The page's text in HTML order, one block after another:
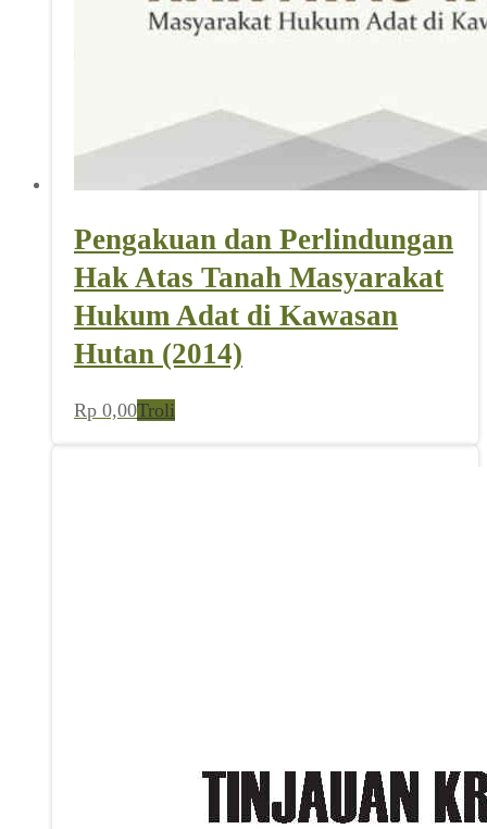
Pengakuan dan Perlindungan
Hak Atas Tanah Masyarakat
Hukum Adat di Kawasan
Hutan (2014)
Rp 0,00Troli